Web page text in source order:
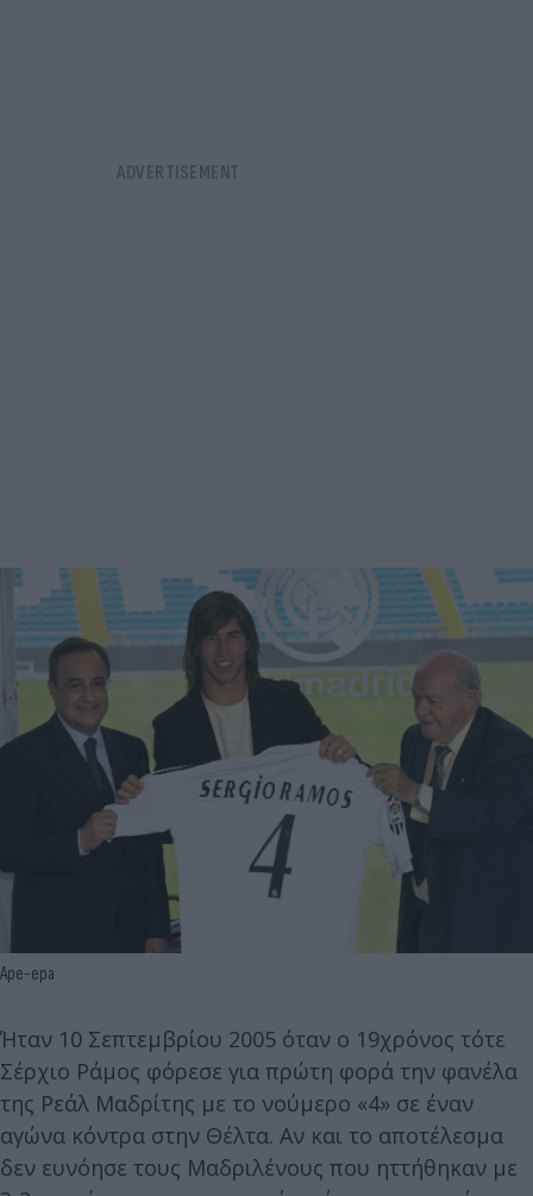
Ape-epa
Ήταν 10 Σεπτεμβρίου 2005 όταν ο 19χρόνος τότε
Σέρχιο Ράμος φόρεσε για πρώτη φορά την φανέλα
της Ρεάλ Μαδρίτης με το νούμερο «4» σε έναν
αγώνα κόντρα στην Θέλτα. Αν και το αποτέλεσμα
δεν ευνόησε τους Μαδριλένους που ηττήθηκαν με